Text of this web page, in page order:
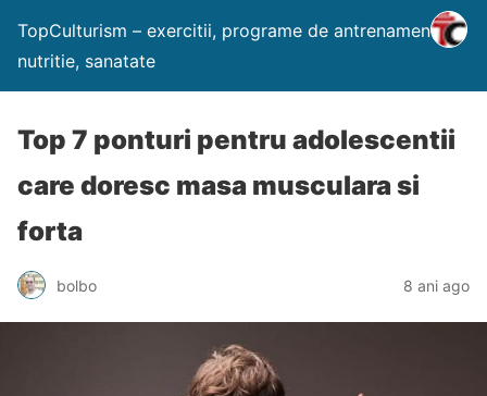
TopCulturism – exercitii, programe de antrenament,
nutritie, sanatate
Top 7 ponturi pentru adolescentii
care doresc masa musculara si
forta
bolbo 8 ani ago